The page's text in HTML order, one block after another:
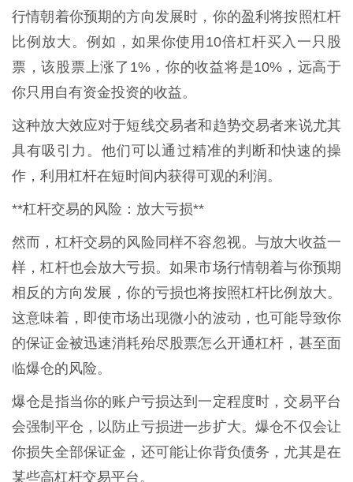
行情朝着你预期的方向发展时，你的盈利将按照杠杆
比例放大。例如，如果你使用10倍杠杆买入一只股
票，该股票上涨了1%，你的收益将是10%，远高于
你只用自有资金投资的收益。
这种放大效应对于短线交易者和趋势交易者来说尤其
具有吸引力。他们可以通过精准的判断和快速的操
作，利用杠杆在短时间内获得可观的利润。
**杠杆交易的风险：放大亏损**
然而，杠杆交易的风险同样不容忽视。与放大收益一
样，杠杆也会放大亏损。如果市场行情朝着与你预期
相反的方向发展，你的亏损也将按照杠杆比例放大。
这意味着，即使市场出现微小的波动，也可能导致你
的保证金被迅速消耗殆尽股票怎么开通杠杆，甚至面
临爆仓的风险。
爆仓是指当你的账户亏损达到一定程度时，交易平台
会强制平仓，以防止亏损进一步扩大。爆仓不仅会让
你损失全部保证金，还可能让你背负债务，尤其是在
某些高杠杆交易平台。